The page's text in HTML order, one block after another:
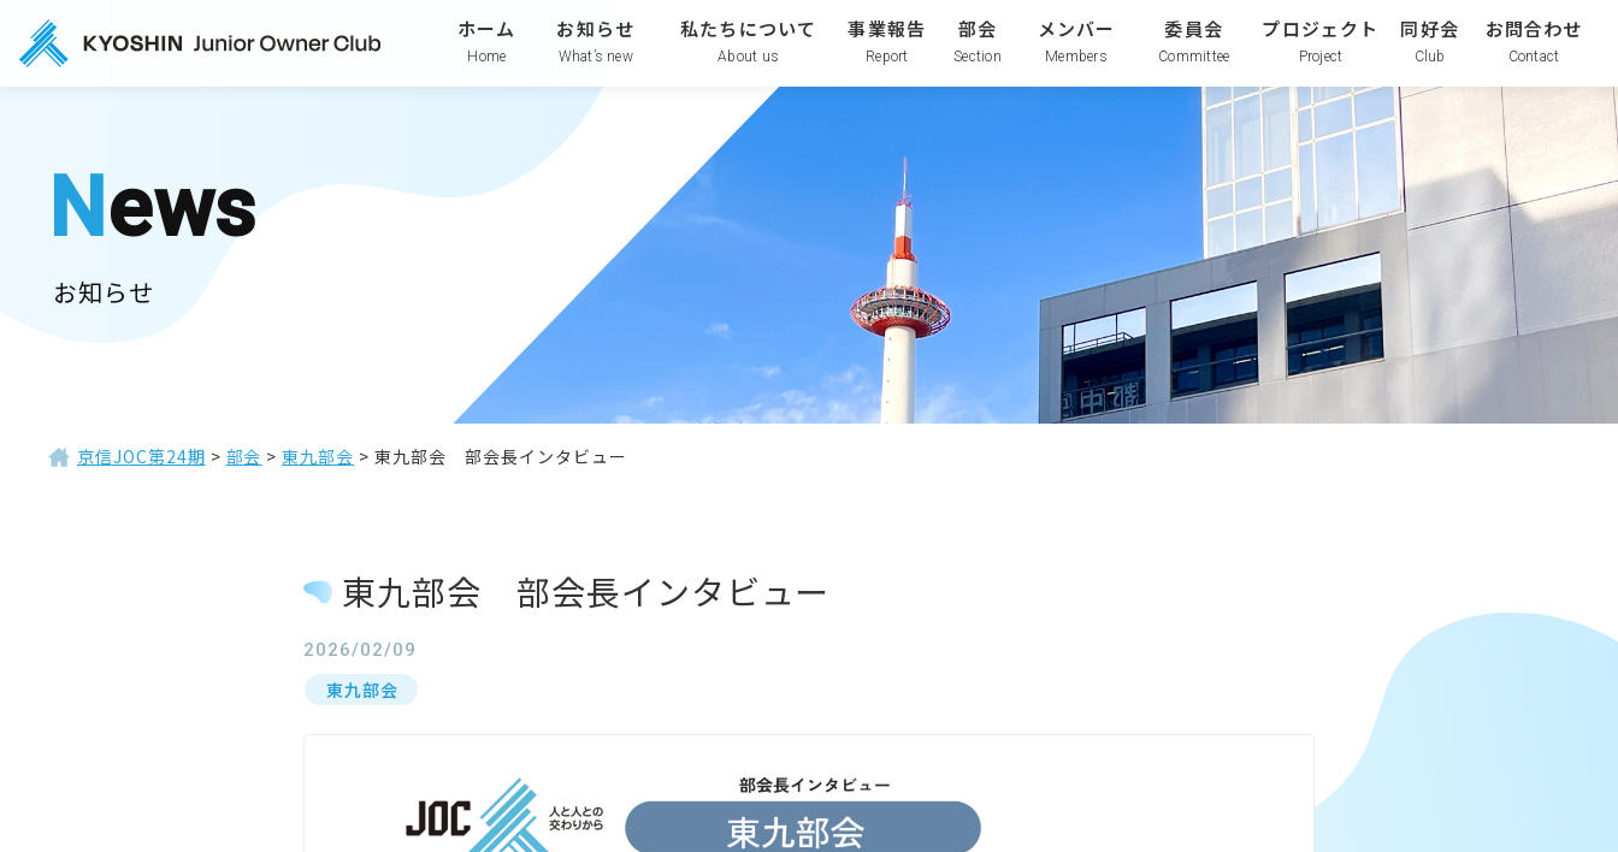
ホーム
Home
お知らせ
What’s new
私たちについて
About us
事業報告
Report
部会
Section
メンバー
Members
委員会
Committee
プロジェクト
Project
同好会
Club
お問合わせ
Contact
News
お知らせ
京信JOC第24期 > 部会 >東九部会 >東九部会 部会長インタビュー
東九部会 部会長インタビュー
2026/02/09
東九部会